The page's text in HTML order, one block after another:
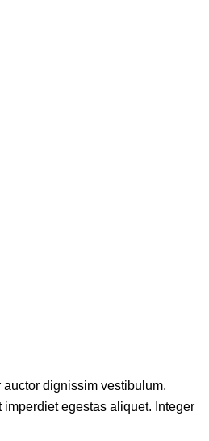
dignissim vestibulum.
egestas aliquet. Integer